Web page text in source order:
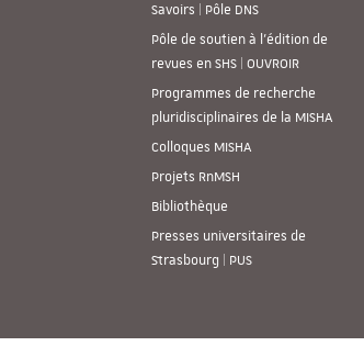
Savoirs | Pôle DNS
Pôle de soutien à l’édition de
revues en SHS | OUVROIR
Programmes de recherche
pluridisciplinaires de la MISHA
Colloques MISHA
Projets RnMSH
Bibliothèque
Presses universitaires de
Strasbourg | PUS